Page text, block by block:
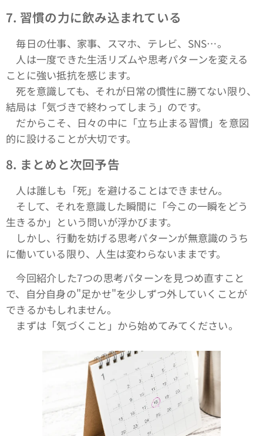
7. 習慣の力に飲み込まれている
毎日の仕事、家事、スマホ、テレビ、SNS…。
人は一度できた生活リズムや思考パターンを変える
ことに強い抵抗を感じます。
死を意識しても、それが日常の慣性に勝てない限り、
結局は「気づきで終わってしまう」のです。
だからこそ、日々の中に「立ち止まる習慣」を意図
的に設けることが大切です。
8. まとめと次回予告
人は誰しも「死」を避けることはできません。
そして、それを意識した瞬間に「今この一瞬をどう
生きるか」という問いが浮かびます。
しかし、行動を妨げる思考パターンが無意識のうち
に働いている限り、人生は変わらないままです。
今回紹介した7つの思考パターンを見つめ直すこと
で、自分自身の"足かせ"を少しずつ外していくことが
できるかもしれません。
まずは「気づくこと」から始めてみてください。